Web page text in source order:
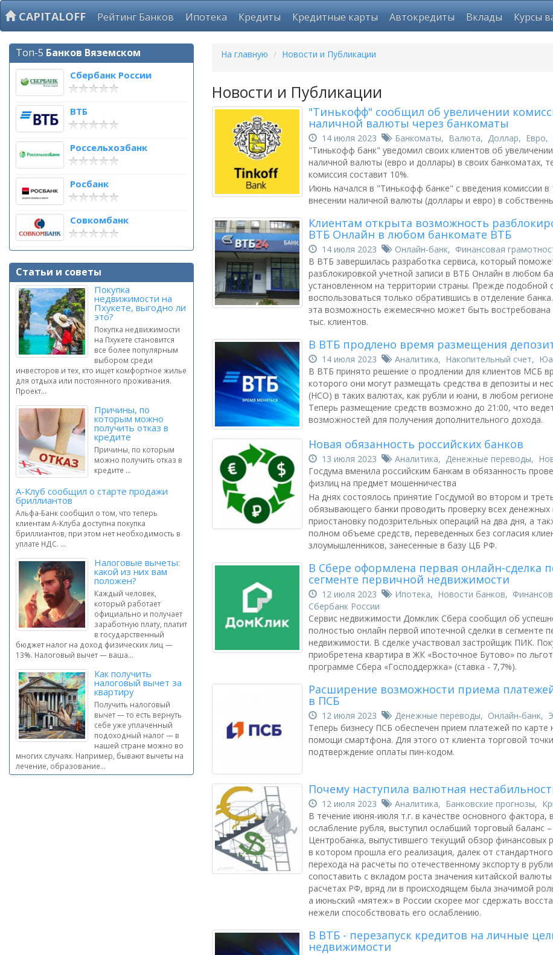
CAPITALOFF Рейтинг Банков Ипотека Кредиты Кредитные карты Автокредиты Вклады Курсы
Топ-5 Банков Вяземском
Сбербанк России
ВТБ
Россельхозбанк
Росбанк
Совкомбанк
Статьи и советы
Покупка
недвижимости на
Пхукете, выгодно ли
это?
Покупка недвижимости
на Пхукете становится
все более популярным
выбором среди
инвесторов и тех, кто ищет комфортное жилье
для отдыха или постоянного проживания.
Проект...
Причины, по
которым можно
получить отказ в
кредите
Причины, по которым
можно получить отказ в
кредите ...
А-Клуб сообщил о старте продажи
бриллиантов
Альфа-Банк сообщил о том, что теперь
клиентам А-Клуба доступна покупка
бриллиантов, при этом нет необходимость в
уплате НДС. ...
Налоговые вычеты:
какой из них вам
положен?
Каждый человек,
который работает
официально и получает
заработную плату, платит
в государственный
бюджет налог на доход физических лиц —
13%. Налоговый вычет — ваша...
Как получить
налоговый вычет за
квартиру
Получить налоговый
вычет — то есть вернуть
себе уже уплаченный
подоходный налог — в
нашей стране можно во
многих случаях. Например, бывают вычеты на
лечение, образование...
На главную / Новости и Публикации
Новости и Публикации
"Тинькофф" сообщил об увеличении
наличной валюты через банкоматы
14 июля 2023 Банкоматы, Валюта, Доллар, Евро,
"Тинькофф банк" уведомил своих клиентов об
наличной валюты (евро и доллары) в своих банкоматах,
комиссия составит 10%.
Июнь начался в "Тинькофф банке" с введения комиссии в
внесении наличной валюты (доллары и евро) в
Клиентам открыта возможность
ВТБ Онлайн в любом банкомате ВТБ
14 июля 2023 Онлайн-банк, Финансовая
В ВТБ завершилась разработка сервиса, который
разблокировкой учетной записи в ВТБ Онлайн в любом
установленном на территории страны. Прежде
воспользоваться только обратившись в отделение
эта возможность ежемесячно может быть
тыс. клиентов.
В ВТБ продлено время размещения
14 июля 2023 Аналитика, Накопительный счет,
В ВТБ принято решение о продлении для клиентов МСБ
которого они могут размещать средства в депозиты и
(НСО) в таких валютах, как рубли и юани, в любом регионе
Теперь размещение средств возможно до 21:00, что
возможностей для получения дополнительного дохода.
Новая обязанность российских банков
13 июля 2023 Аналитика, Денежные переводы,
Госдума вменила российским банкам в обязанность
физлиц на предмет мошенничества
На днях состоялось принятие Госдумой во втором и
обязывающего банки проводить проверку всех
приостановку подозрительных операций на два дня, а
полном объеме средств, переведенных без согласия
злоумышленников, занесенные в базу ЦБ РФ.
В Сбере оформлена первая онлайн-сделка
сегменте первичной недвижимости
12 июля 2023 Ипотека, Новости банков,
Сбербанк России
Сервис недвижимости Домклик Сбера сообщил об
полностью онлайн первой ипотечной сделки в сегменте
недвижимости. В сделке участвовал застройщик ПИК.
приобретена квартира в ЖК «Восточное Бутово» по
программе Сбера «Господдержка» (ставка - 7,7%).
Расширение возможности приема
в ПСБ
12 июля 2023 Денежные переводы, Онлайн-банк,
Теперь бизнесу ПСБ обеспечен прием платежей по
помощи смартфона. Для этого от клиента торговой
подтверждение оплаты пин-кодом.
Почему наступила валютная
12 июля 2023 Аналитика, Банковские прогнозы,
В течение июня-июля т.г. в качестве основного фактора,
ослабление рубля, выступил ослабший торговый баланс
Центробанка, выпустившего текущий обзор финансовых
в котором прошла его реализация, далек от
перехода на расчеты по отечественному экспорту в
сопоставить с вкладом роста значения китайской
расчетах РФ, вряд ли в происходящем была значимой
а июньский «мятеж» в России скорее мог сдержать
нежели способствовать его ослаблению.
В ВТБ - перезапуск кредитов на личные
недвижимости